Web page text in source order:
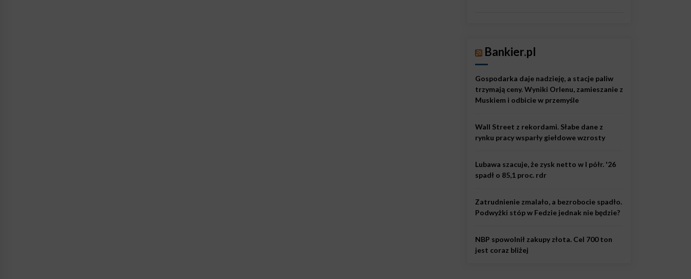
Bankier.pl
Gospodarka daje nadzieję, a stacje paliw
trzymają ceny. Wyniki Orlenu, zamieszanie z
Muskiem i odbicie w przemyśle
Wall Street z rekordami. Słabe dane z
rynku pracy wsparły giełdowe wzrosty
Lubawa szacuje, że zysk netto w I półr. '26
spadł o 85,1 proc. rdr
Zatrudnienie zmalało, a bezrobocie spadło.
Podwyżki stóp w Fedzie jednak nie będzie?
NBP spowolnił zakupy złota. Cel 700 ton
jest coraz bliżej